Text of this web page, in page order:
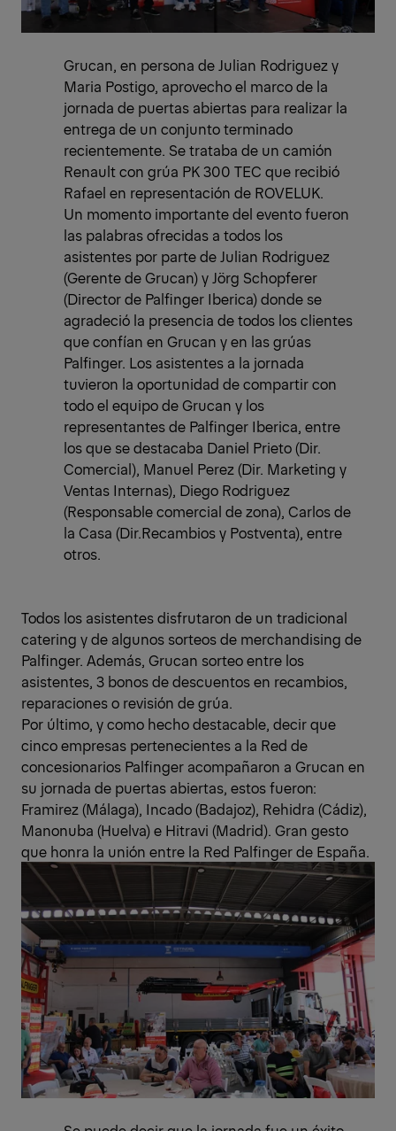
Grucan, en persona de Julian Rodriguez y
Maria Postigo, aprovecho el marco de la
jornada de puertas abiertas para realizar la
entrega de un conjunto terminado
recientemente. Se trataba de un camión
Renault con grúa PK 300 TEC que recibió
Rafael en representación de ROVELUK.
Un momento importante del evento fueron
las palabras ofrecidas a todos los
asistentes por parte de Julian Rodriguez
(Gerente de Grucan) y Jörg Schopferer
(Director de Palfinger Iberica) donde se
agradeció la presencia de todos los clientes
que confían en Grucan y en las grúas
Palfinger. Los asistentes a la jornada
tuvieron la oportunidad de compartir con
todo el equipo de Grucan y los
representantes de Palfinger Iberica, entre
los que se destacaba Daniel Prieto (Dir.
Comercial), Manuel Perez (Dir. Marketing y
Ventas Internas), Diego Rodriguez
(Responsable comercial de zona), Carlos de
la Casa (Dir.Recambios y Postventa), entre
otros.
Todos los asistentes disfrutaron de un tradicional
catering y de algunos sorteos de merchandising de
Palfinger. Además, Grucan sorteo entre los
asistentes, 3 bonos de descuentos en recambios,
reparaciones o revisión de grúa.
Por último, y como hecho destacable, decir que
cinco empresas pertenecientes a la Red de
concesionarios Palfinger acompañaron a Grucan en
su jornada de puertas abiertas, estos fueron:
Framirez (Málaga), Incado (Badajoz), Rehidra (Cádiz),
Manonuba (Huelva) e Hitravi (Madrid). Gran gesto
que honra la unión entre la Red Palfinger de España.